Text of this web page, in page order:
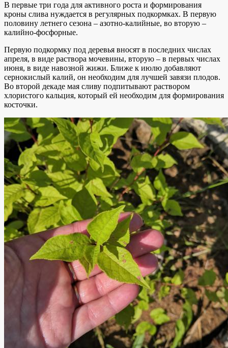
В первые три года для активного роста и формирования
кроны слива нуждается в регулярных подкормках. В первую
половину летнего сезона – азотно-калийные, во вторую –
калийно-фосфорные.
Первую подкормку под деревья вносят в последних числах
апреля, в виде раствора мочевины, вторую – в первых числах
июня, в виде навозной жижи. Ближе к июлю добавляют
сернокислый калий, он необходим для лучшей завязи плодов.
Во второй декаде мая сливу подпитывают раствором
хлористого кальция, который ей необходим для формирования
косточки.